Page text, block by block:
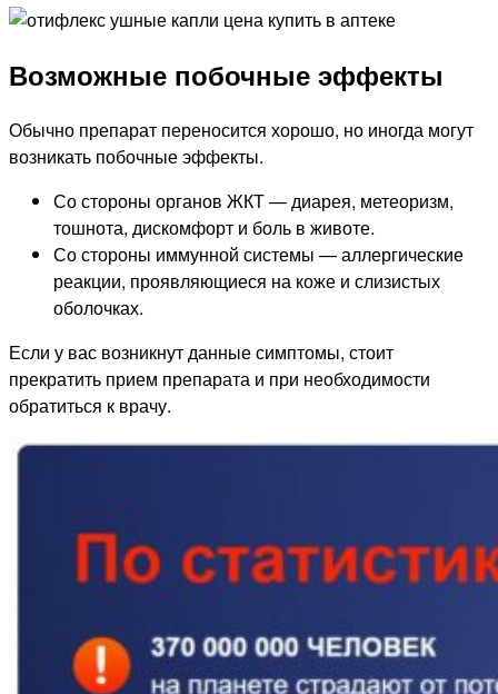
Возможные побочные эффекты
Обычно препарат переносится хорошо, но иногда могут
возникать побочные эффекты.
Со стороны органов ЖКТ — диарея, метеоризм,
тошнота, дискомфорт и боль в животе.
Со стороны иммунной системы — аллергические
реакции, проявляющиеся на коже и слизистых
оболочках.
Если у вас возникнут данные симптомы, стоит
прекратить прием препарата и при необходимости
обратиться к врачу.